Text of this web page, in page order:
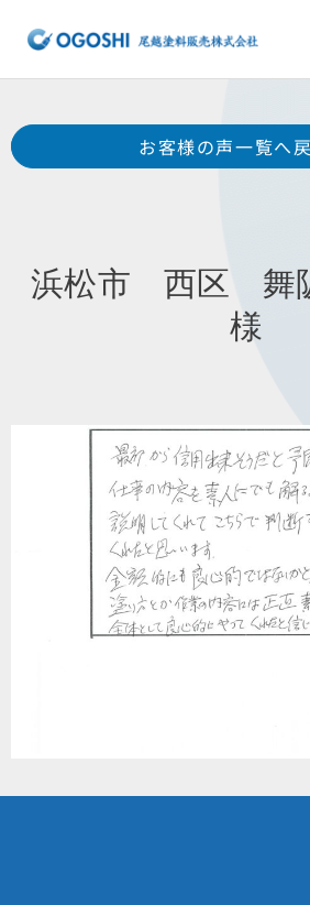
ス
プ
Prev
浜松市 北区 引佐町井伊谷 F 様
浜
お客様の声一覧へ
浜松市 西区 舞
様